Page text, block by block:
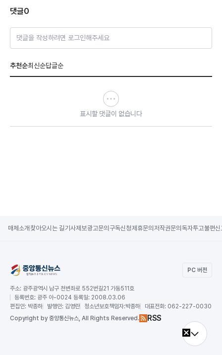
댓글0
댓글을 작성하려면 로그인해주세요
추천순최신순답글순
표시할 댓글이 없습니다
매체소개 찾아오시는 길기사제보광고문의 구독신청제휴문의 저작권문의 독자투고불편신
PC 버전
주소: 광주광역시 남구 천변좌로 552번길21 가동511호
등록번호: 광주 아-0024 등록일: 2008.03.06
편집인: 박종하 발행인: 김영란 청소년보호책임자:박종하 대표전화: 062-227-0030
Copyright by 중앙통신뉴스, All Rights Reserved. RSS